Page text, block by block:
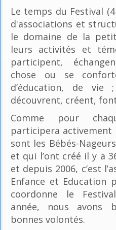
Le temps du Festival
d'associations et
le domaine de la
leurs activités et
participent,
chose ou se
d’éducation, de
découvrent, créent,
Comme pour
participera activement
sont les Bébés-
et qui l’ont créé il y a
et depuis 2006, c’est
Enfance et Education
coordonne le
année, nous avons
bonnes volontés.